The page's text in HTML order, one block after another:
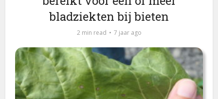
bladziekten bij bieten
2 min read 7 jaar ago